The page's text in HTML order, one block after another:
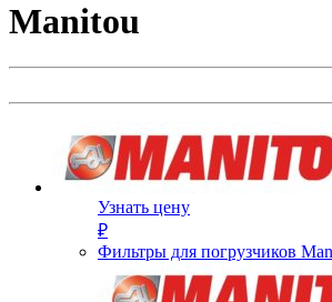
Manitou
Узнать цену
₽
Фильтры для погрузчиков